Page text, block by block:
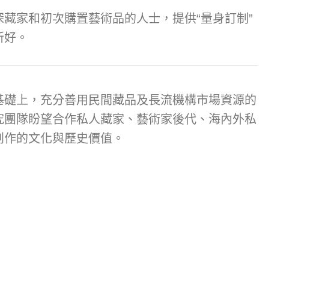
家和初次購置藝術品的人士，提供“量身訂制”
。
上，充分善用民間藏品及長流機構市場資源的
隊盼望合作私人藏家、藝術家後代、海內外私
的文化與歷史價值。